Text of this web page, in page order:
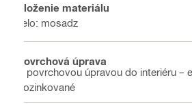
Zloženie materiálu
Telo: mosadz
Povrchová úprava
S povrchovou úpravou do interiéru –
pozinkované